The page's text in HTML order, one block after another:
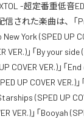
-超定番重低音
された楽曲は、「
New York (SPED UP
VER.)」「By your side
COVER VER.)」「
UP COVER VER.)
(SPED UP
VER.)」「Booyah